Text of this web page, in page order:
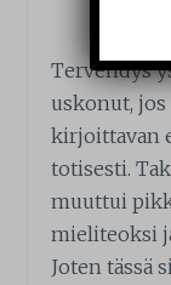
Tervehdys
uskonut,
kirjoittavan
totisesti.
muuttui
mieliteoksi
Joten tässä